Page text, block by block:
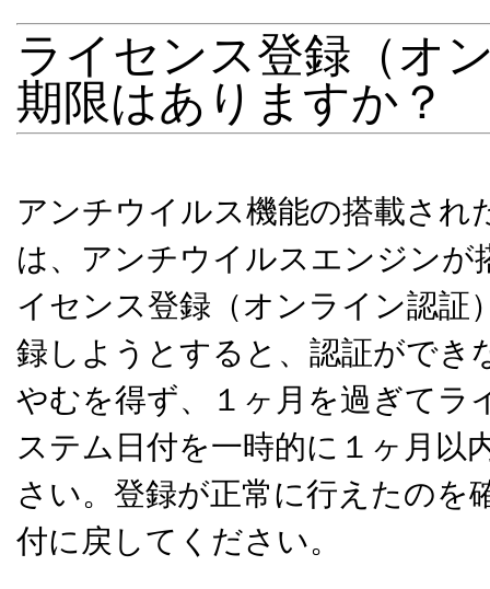
ライセンス登録（オ
期限はありますか？
アンチウイルス機能の搭載され
は、アンチウイルスエンジンが
イセンス登録（オンライン認証
録しようとすると、認証ができ
やむを得ず、１ヶ月を過ぎてラ
ステム日付を一時的に１ヶ月以
さい。登録が正常に行えたのを
付に戻してください。